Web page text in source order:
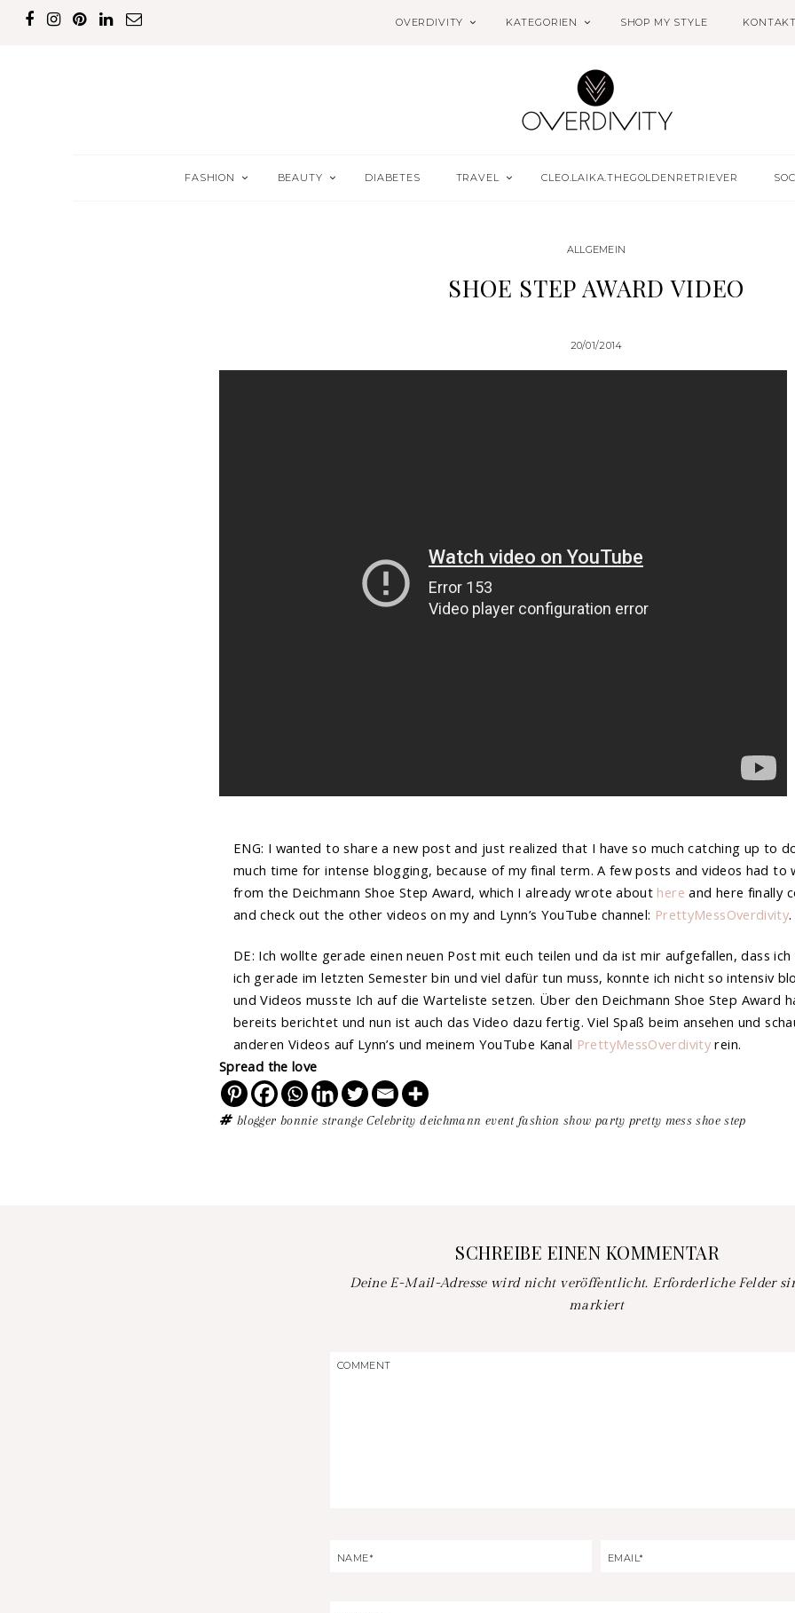
OVERDIVITY KATEGORIEN SHOP MY STYLE KONTAKT
FASHION BEAUTY DIABETES TRAVEL CLEO.LAIKA.THEGOLDENRETRIEVER
ALLGEMEIN
SHOE STEP AWARD VIDEO
20/01/2014
ENG: I wanted to share a new post and just realized that I have so much catching up to
much time for intense blogging, because of my final term. A few posts and videos had to
from the Deichmann Shoe Step Award, which I already wrote about here and here finally
and check out the other videos on my and Lynn’s YouTube channel: PrettyMessOverdivity.
DE: Ich wollte gerade einen neuen Post mit euch teilen und da ist mir aufgefallen, dass ich
ich gerade im letzten Semester bin und viel dafür tun muss, konnte ich nicht so intensiv
und Videos musste Ich auf die Warteliste setzen. Über den Deichmann Shoe Step Award
bereits berichtet und nun ist auch das Video dazu fertig. Viel Spaß beim ansehen und
anderen Videos auf Lynn’s und meinem YouTube Kanal PrettyMessOverdivity rein.
Spread the love
blogger bonnie strange Celebrity deichmann event fashion show party pretty mess shoe step
SCHREIBE EINEN KOMMENTAR
Deine E-Mail-Adresse wird nicht veröffentlicht. Erforderliche Felder
markiert